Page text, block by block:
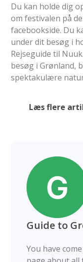
Du kan holde dig
om festivalen på
facebookside. Du
under dit besøg i
Rejseguide til
besøg i Grønland,
spektakulære
Læs flere
Guide to
You have